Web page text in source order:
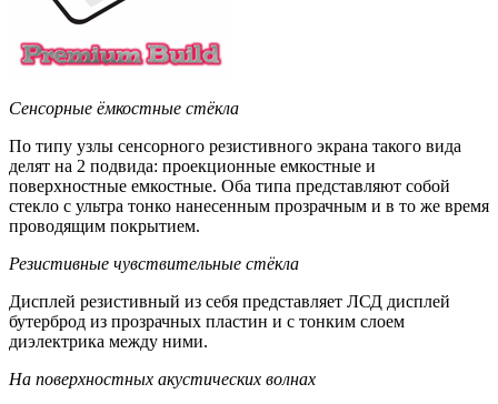
Сенсорные ёмкостные стёкла
По типу узлы сенсорного резистивного экрана такого вида
делят на 2 подвида: проекционные емкостные и
поверхностные емкостные. Оба типа представляют собой
стекло с ультра тонко нанесенным прозрачным и в то же время
проводящим покрытием.
Резистивные чувствительные стёкла
Дисплей резистивный из себя представляет ЛСД дисплей
бутерброд из прозрачных пластин и с тонким слоем
диэлектрика между ними.
На поверхностных акустических волнах